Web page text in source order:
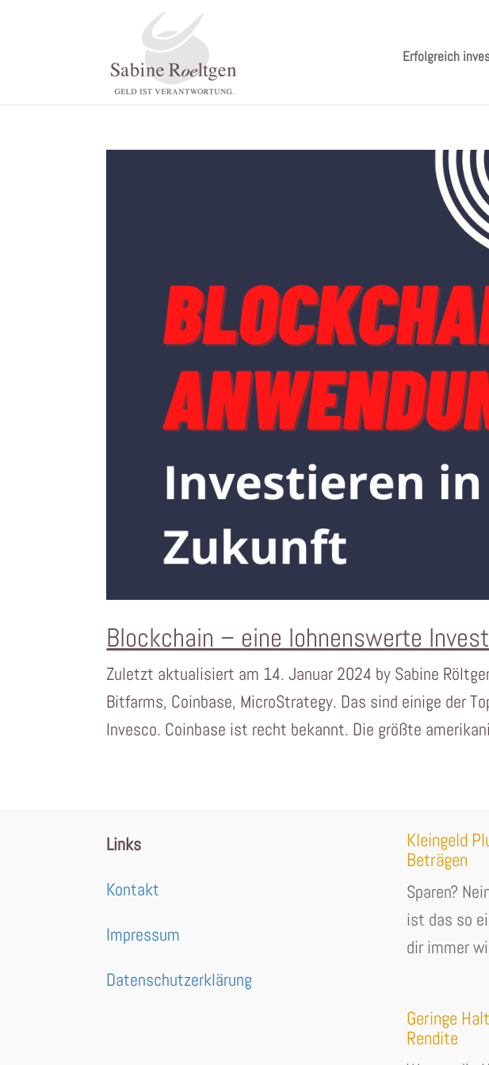
Erfolgreich
Blockchain – eine lohnenswerte
Zuletzt aktualisiert am 14. Januar 2024 by Sabine
Bitfarms, Coinbase, MicroStrategy. Das sind einige der
Invesco. Coinbase ist recht bekannt. Die größte
Links
Kontakt
Impressum
Datenschutzerklärung
Kleingeld
Beträgen
Sparen?
ist das so
dir immer
Geringe
Rendite